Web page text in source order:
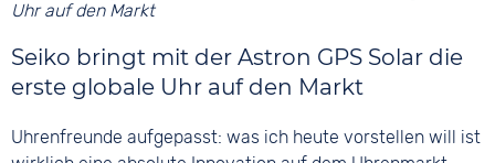
Seiko bringt mit der Astron GPS Solar die
erste globale Uhr auf den Markt
Uhrenfreunde aufgepasst: was ich heute vorstellen will ist